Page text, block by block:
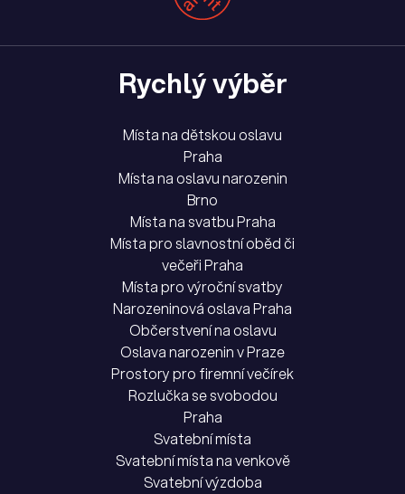
Rychlý výběr
Místa na dětskou oslavu
Praha
Místa na oslavu narozenin
Brno
Místa na svatbu Praha
Místa pro slavnostní oběd či
večeři Praha
Místa pro výroční svatby
Narozeninová oslava Praha
Občerstvení na oslavu
Oslava narozenin v Praze
Prostory pro firemní večírek
Rozlučka se svobodou
Praha
Svatební místa
Svatební místa na venkově
Svatební výzdoba